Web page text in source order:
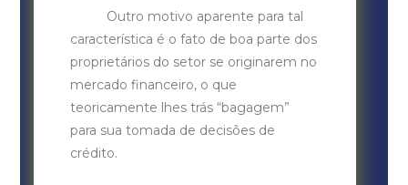
Outro motivo aparente para tal
característica é o fato de boa parte dos
proprietários do setor se originarem no
mercado financeiro, o que
teoricamente lhes trás “bagagem”
para sua tomada de decisões de
crédito.